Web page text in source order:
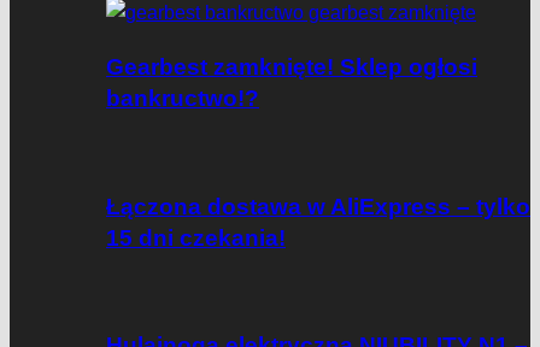
Gearbest zamknięte! Sklep ogłosi
bankructwo!?
Łączona dostawa w AliExpress – tylko
15 dni czekania!